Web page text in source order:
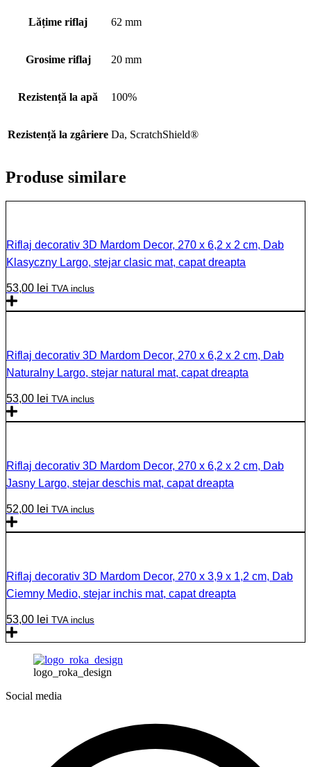
Lățime riflaj 62 mm
Grosime riflaj 20 mm
Rezistență la apă 100%
Rezistență la zgâriere Da, ScratchShield®
Produse similare
Riflaj decorativ 3D Mardom Decor, 270 x 6,2 x 2 cm, Dab
Klasyczny Largo, stejar clasic mat, capat dreapta
53,00 lei TVA inclus
Riflaj decorativ 3D Mardom Decor, 270 x 6,2 x 2 cm, Dab
Naturalny Largo, stejar natural mat, capat dreapta
53,00 lei TVA inclus
Riflaj decorativ 3D Mardom Decor, 270 x 6,2 x 2 cm, Dab
Jasny Largo, stejar deschis mat, capat dreapta
52,00 lei TVA inclus
Riflaj decorativ 3D Mardom Decor, 270 x 3,9 x 1,2 cm, Dab
Ciemny Medio, stejar inchis mat, capat dreapta
53,00 lei TVA inclus
logo_roka_design
Social media